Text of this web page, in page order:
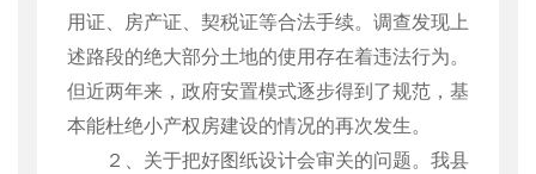
用证、房产证、契税证等合法手续。调查发现上
述路段的绝大部分土地的使用存在着违法行为。
但近两年来，政府安置模式逐步得到了规范，基
本能杜绝小产权房建设的情况的再次发生。
２、关于把好图纸设计会审关的问题。我县